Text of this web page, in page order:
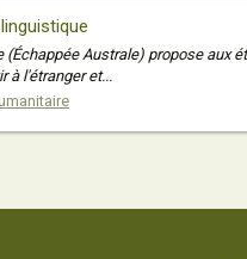
Australe) propose
à l'étranger et...